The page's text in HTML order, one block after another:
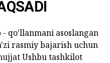
qo'llanmani asoslangan
rasmiy bajarish uchun
Ushbu tashkilot